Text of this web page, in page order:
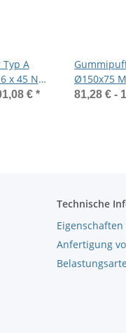
A
x 45 NK
A4
€ *
Ø150x75
55°Shore
81,28 € -
Technische
Anfertigung